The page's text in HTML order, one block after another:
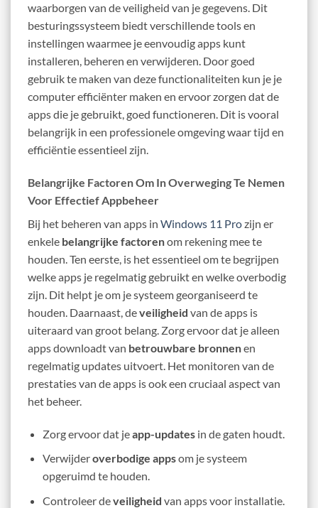
waarborgen van de veiligheid van je gegevens. Dit
besturingssysteem biedt verschillende tools en
instellingen waarmee je eenvoudig apps kunt
installeren, beheren en verwijderen. Door goed
gebruik te maken van deze functionaliteiten kun je je
computer efficiënter maken en ervoor zorgen dat de
apps die je gebruikt, goed functioneren. Dit is vooral
belangrijk in een professionele omgeving waar tijd en
efficiëntie essentieel zijn.
Belangrijke Factoren Om In Overweging Te Nemen
Voor Effectief Appbeheer
Bij het beheren van apps in Windows 11 Prozijn er
enkele belangrijke factorenom rekening mee te
houden. Ten eerste, is het essentieel om te begrijpen
welke apps je regelmatig gebruikt en welke overbodig
zijn. Dit helpt je om je systeem georganiseerd te
houden. Daarnaast, deveiligheid van de apps is
uiteraard van groot belang. Zorg ervoor dat je alleen
apps downloadt van betrouwbare bronnenen
regelmatig updates uitvoert. Het monitoren van de
prestaties van de apps is ook een cruciaal aspect van
het beheer.
Zorg ervoor dat jeapp-updatesin de gaten houdt.
Verwijderoverbodige appsom je systeem
opgeruimd te houden.
Controleer deveiligheid van apps voor installatie.